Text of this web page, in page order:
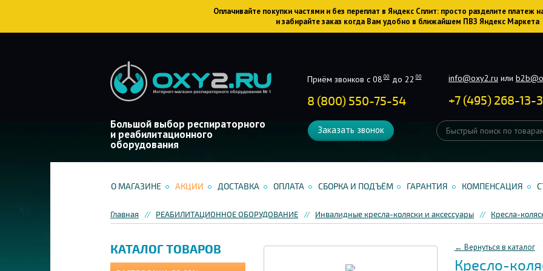
Оплачивайте покупки частями и без переплат в Яндекс Сплит: просто разделите платеж
и забирайте заказ когда Вам удобно в ближайшем ПВЗ Яндекс Маркета
Большой выбор респираторного
и реабилитационного
оборудования
Приём звонков с 08 00до 22 00
8 (800) 550-75-54
info@oxy2.ru или
+7 (495) 268-13-
Заказать звонок
О МАГАЗИНЕ АКЦИИ ДОСТАВКА ОПЛАТА СБОРКА И ПОДЪЁМ ГАРАНТИЯ КОМПЕНСАЦИЯ
Главная РЕАБИЛИТАЦИОННОЕ ОБОРУДОВАНИЕ Инвалидные кресла-коляски и аксессуары Кресла-
КАТАЛОГ ТОВАРОВ ← Вернуться в каталог
Кресло-